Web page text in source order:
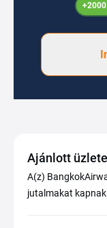
Ajánlott
A(z)
jutalmakat